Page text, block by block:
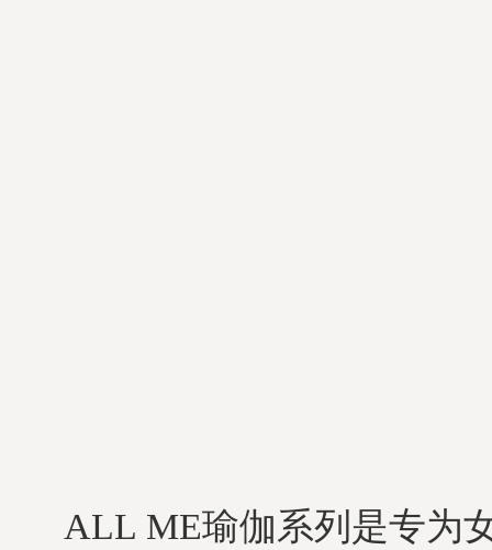
ALL ME瑜伽系列是专为